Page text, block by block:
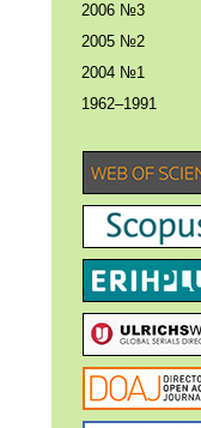
2006 №3
2005 №2
2004 №1
1962–1991